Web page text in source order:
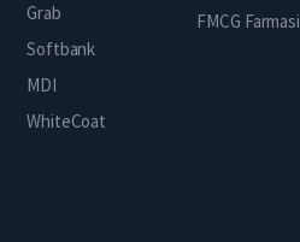
Grab
Softbank
MDI
WhiteCoat
FMCG Farmasi